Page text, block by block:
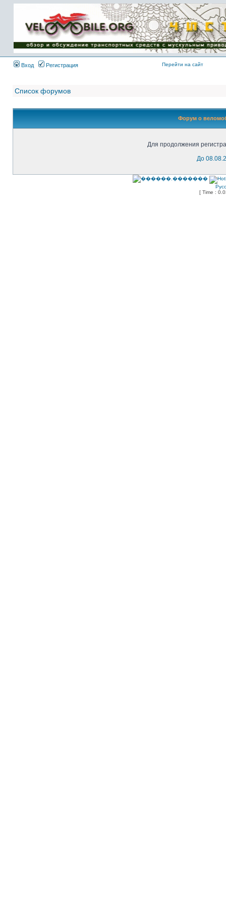
Имя пользователя:
Пароль:
{ LOG_ME_IN_SHORT
}
Вход
Регистрация Перейти на сайт
Список форумов
Форум о
Для продолжения
До
[ Time :